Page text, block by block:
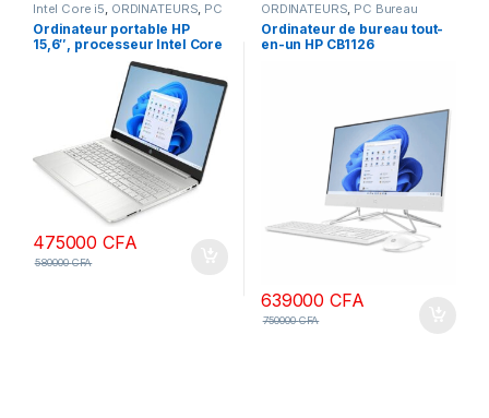
Intel Core i5, ORDINATEURS, PC
Portables
Ordinateur portable HP
15,6″, processeur Intel Core
i5-1355U de 13e génération,
8 Go de RAM, SSD 512 Go,
écran antireflet FHD,
webcam, pavé numérique,
Wi-Fi, Bluetooth, HDMI,
Windows 11
475000CFA
580000CFA
ORDINATEURS, PC Bureau
Ordinateur de bureau tout-
en-un HP CB1126
blanche, clavier AZERTY,
garantie 1 an
639000CFA
750000CFA